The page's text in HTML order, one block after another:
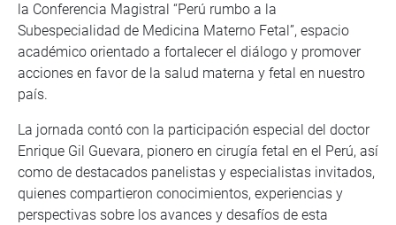
la Conferencia Magistral “Perú rumbo a la
Subespecialidad de Medicina Materno Fetal”, espacio
académico orientado a fortalecer el diálogo y promover
acciones en favor de la salud materna y fetal en nuestro
país.
La jornada contó con la participación especial del doctor
Enrique Gil Guevara, pionero en cirugía fetal en el Perú, así
como de destacados panelistas y especialistas invitados,
quienes compartieron conocimientos, experiencias y
perspectivas sobre los avances y desafíos de esta